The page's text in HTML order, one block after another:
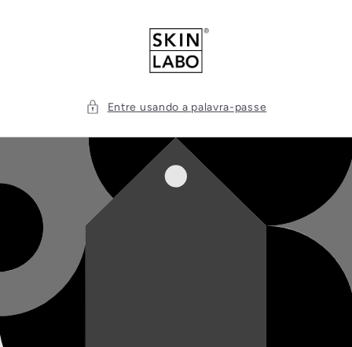
Entre usando a palavra-passe